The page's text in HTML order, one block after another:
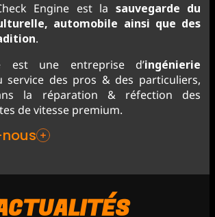
Engine est la sauvegarde du
automobile ainsi que des
.
est une entreprise d’ingénierie
service des pros & des particuliers,
la réparation & réfection des
de vitesse premium.